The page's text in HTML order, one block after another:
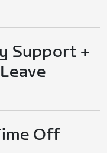
Support +
Off